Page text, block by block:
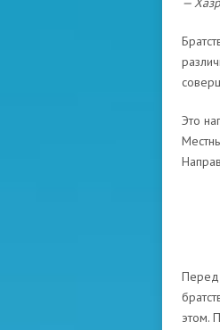
Это
Перед
этом.